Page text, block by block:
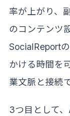
率が上がり、
のコンテンツ
SocialReport
かける時間を
業文脈と接続
3つ目として